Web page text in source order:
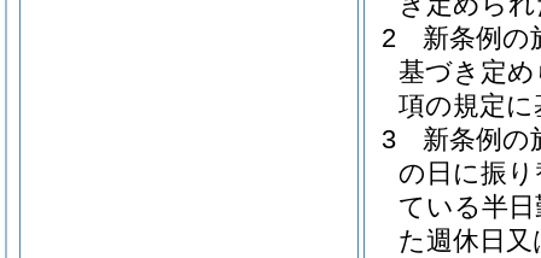
2
新条例の
基づき定
項の規定
3
新条例の
の日に振
ている半
た週休日